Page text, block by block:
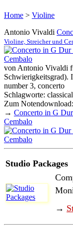
Home > Violine
Antonio Vivaldi
Violine, Streicher und
von Antonio Vivaldi
Schwierigkeitsgrad).
number 3, concerto
Schlagworte:
Zum Notendownload:
→ Concerto in G
Cembalo
Studio Packages
→